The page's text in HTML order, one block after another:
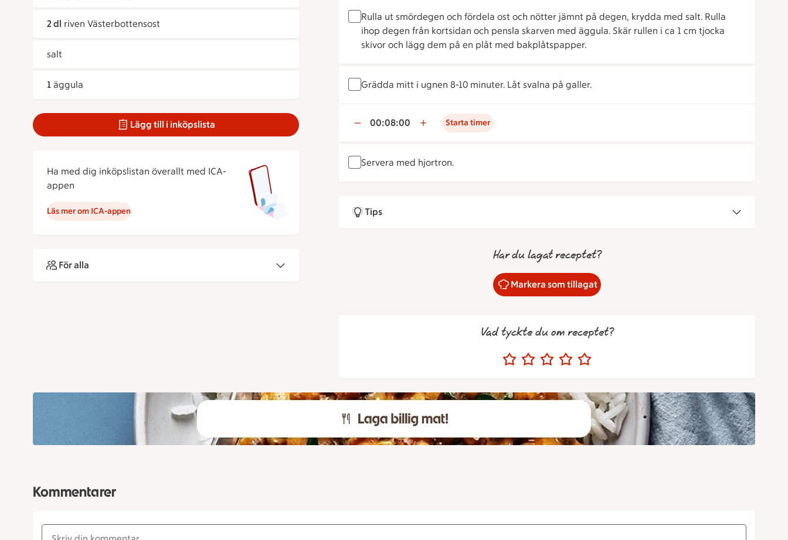
2 dl riven Västerbottensost
salt
1 äggula
Lägg till i inköpslista
Ha med dig inköpslistan överallt med ICA-
appen
Läs mer om ICA-appen
För alla
Rulla ut smördegen och fördela ost och nötter jämnt på degen, krydda med salt. Rulla
ihop degen från kortsidan och pensla skarven med äggula. Skär rullen i ca 1 cm tjocka
skivor och lägg dem på en plåt med bakplåtspapper.
Grädda mitt i ugnen 8-10 minuter. Låt svalna på galler.
00:08:00 Starta timer
Servera med hjortron.
Tips
Har du lagat receptet?
Markera som tillagat
Vad tyckte du om receptet?
Kommentarer